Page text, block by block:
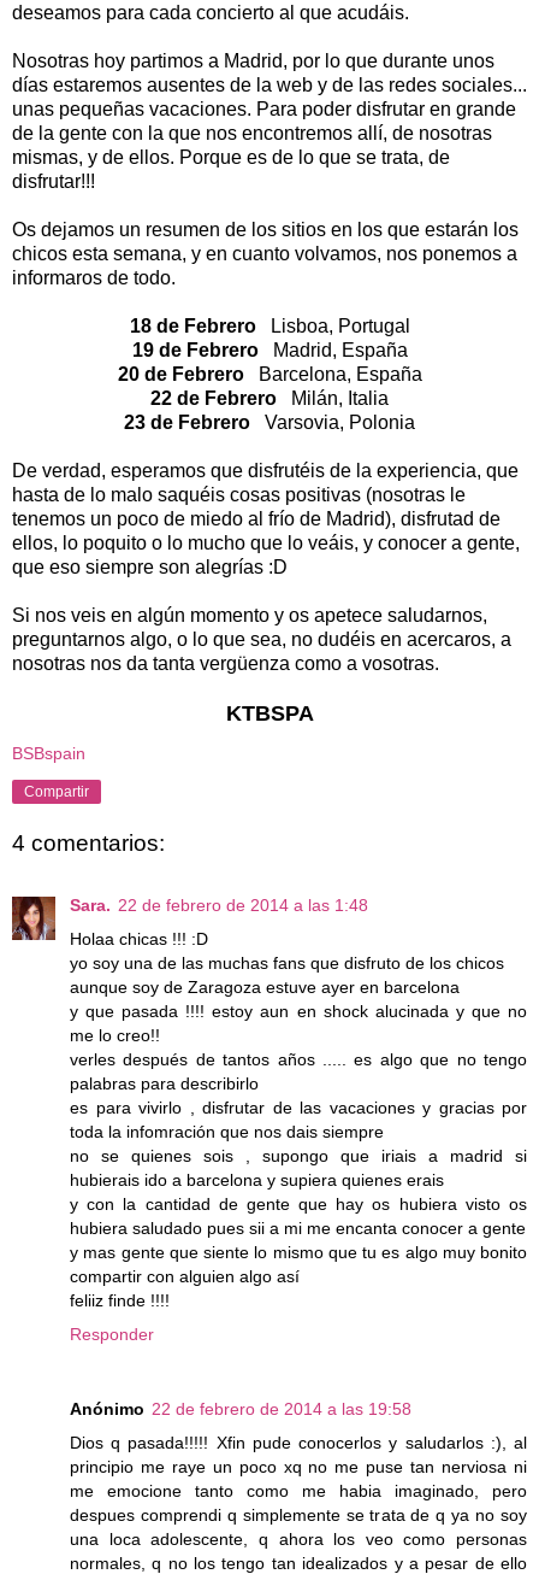
deseamos para cada concierto al que acudáis.
Nosotras hoy partimos a Madrid, por lo que durante unos
días estaremos ausentes de la web y de las redes sociales...
unas pequeñas vacaciones. Para poder disfrutar en grande
de la gente con la que nos encontremos allí, de nosotras
mismas, y de ellos. Porque es de lo que se trata, de
disfrutar!!!
Os dejamos un resumen de los sitios en los que estarán los
chicos esta semana, y en cuanto volvamos, nos ponemos a
informaros de todo.
18 de FebreroLisboa, Portugal
19 de FebreroMadrid, España
20 de FebreroBarcelona, España
22 de Febrero Milán, Italia
23 de Febrero Varsovia, Polonia
De verdad, esperamos que disfrutéis de la experiencia, que
hasta de lo malo saquéis cosas positivas (nosotras le
tenemos un poco de miedo al frío de Madrid), disfrutad de
ellos, lo poquito o lo mucho que lo veáis, y conocer a gente,
que eso siempre son alegrías :D
Si nos veis en algún momento y os apetece saludarnos,
preguntarnos algo, o lo que sea, no dudéis en acercaros, a
nosotras nos da tanta vergüenza como a vosotras.
KTBSPA
BSBspain
Compartir
4 comentarios:
Sara. 22 de febrero de 2014 a las 1:48
Holaa chicas !!! :D
yo soy una de las muchas fans que disfruto de los chicos
aunque soy de Zaragoza estuve ayer en barcelona
y que pasada !!!! estoy aun en shock alucinada y que no
me lo creo!!
verles después de tantos años ..... es algo que no tengo
palabras para describirlo
es para vivirlo , disfrutar de las vacaciones y gracias por
toda la infomración que nos dais siempre
no se quienes sois , supongo que iriais a madrid si
hubierais ido a barcelona y supiera quienes erais
y con la cantidad de gente que hay os hubiera visto os
hubiera saludado pues sii a mi me encanta conocer a gente
y mas gente que siente lo mismo que tu es algo muy bonito
compartir con alguien algo así
feliiz finde !!!!
Responder
Anónimo 22 de febrero de 2014 a las 19:58
Dios q pasada!!!!! Xfin pude conocerlos y saludarlos :), al
principio me raye un poco xq no me puse tan nerviosa ni
me emocione tanto como me habia imaginado, pero
despues comprendi q simplemente se trata de q ya no soy
una loca adolescente, q ahora los veo como personas
normales, q no los tengo tan idealizados y a pesar de ello